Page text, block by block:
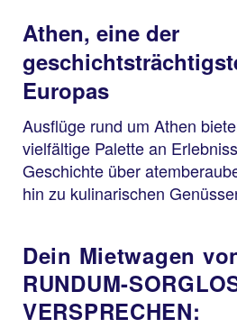
Athen, eine der
Europas
Ausflüge rund um Athen
vielfältige Palette an
Geschichte über
hin zu kulinarischen
Dein Mietwagen
RUNDUM-
VERSPRECHEN: